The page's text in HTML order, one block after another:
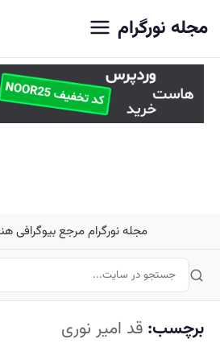
مجله نورگرام
مجله نورگرام مرجع بیوگرافی
برچسب: قد امیر نوری